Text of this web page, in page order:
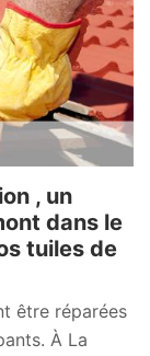
, un
dans le
tuiles de
être réparées
À La